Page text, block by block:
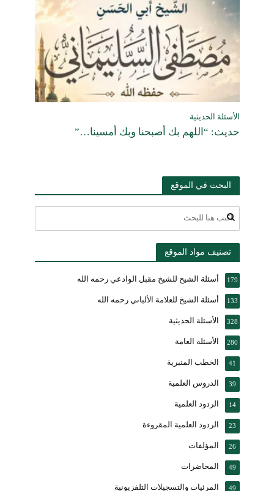
الأسئلة الحديثية
حديث: “اللهم بك أصبحنا وبك أمسينا…”
البحث في الموقع
تصنيف مواد الموقع
أسئلة الشيخ للشيخ مقبل الوادعي رحمه الله 179
أسئلة الشيخ للعلامة الألباني رحمه الله 133
الأسئلة الحديثية 328
الأسئلة العامة 280
الخطب المنبرية 41
الدروس العلمية 39
الردود العلمية 14
الردود العلمية المقروءة 23
المؤلفات 26
المحاضرات 49
المرئيات والتسجيلات التلفزيونية 49